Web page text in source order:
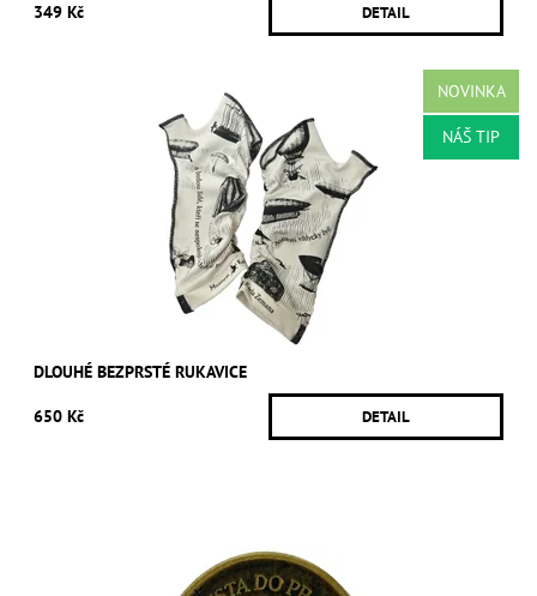
349 Kč DETAIL
NOVINKA
NÁŠ TIP
DLOUHÉ BEZPRSTÉ RUKAVICE
650 Kč DETAIL